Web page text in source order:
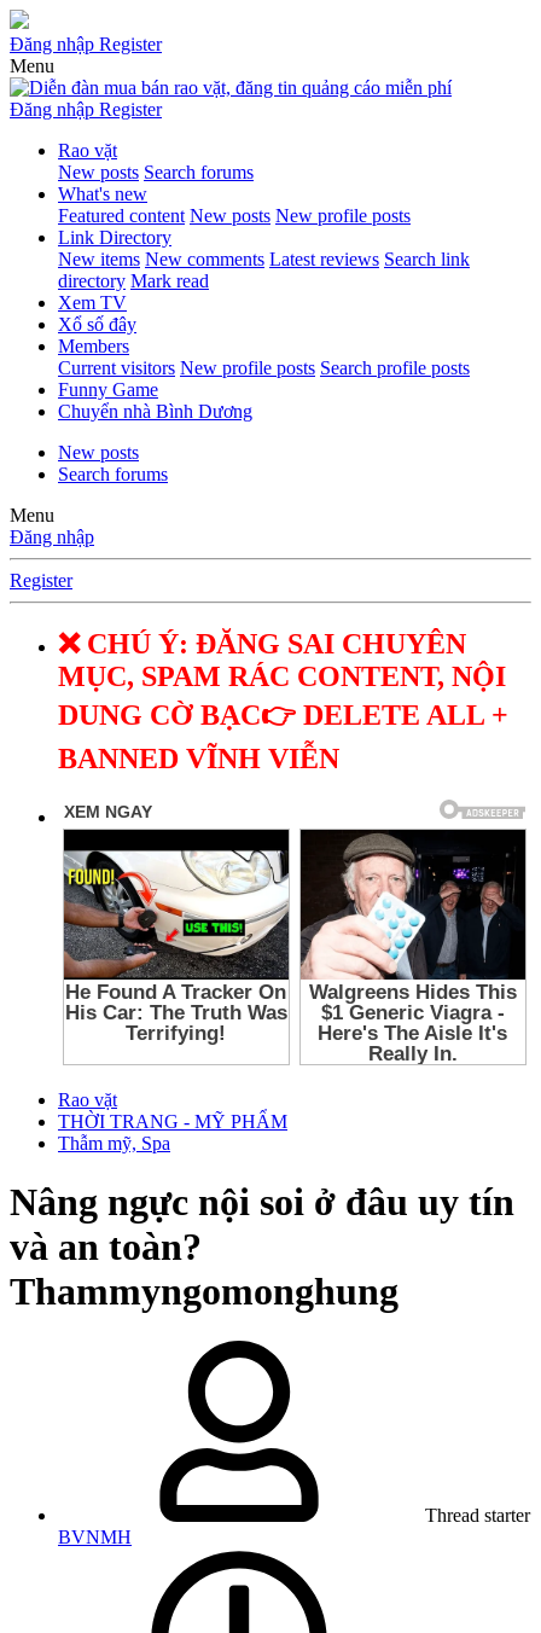
Đăng nhập Register
Menu
Đăng nhập Register
Rao vặt
New posts Search forums
What's new
Featured content New posts New profile posts
Link Directory
New items New comments Latest reviews Search link
directory Mark read
Xem TV
Xổ số đây
Members
Current visitors New profile posts Search profile posts
Funny Game
Chuyển nhà Bình Dương
New posts
Search forums
Menu
Đăng nhập
Register
❌ CHÚ Ý: ĐĂNG SAI CHUYÊN
MỤC, SPAM RÁC CONTENT, NỘI
DUNG CỜ BẠC👉 DELETE ALL +
BANNED VĨNH VIỄN
Rao vặt
THỜI TRANG - MỸ PHẨM
Thẫm mỹ, Spa
Nâng ngực nội soi ở đâu uy tín
và an toàn?
Thammyngomonghung
Thread starter
BVNMH